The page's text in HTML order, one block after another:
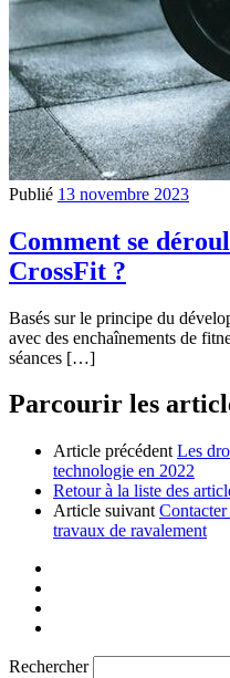
Publié 13 novembre 2023
Comment se
CrossFit ?
Basés sur le principe du
avec des enchaînements de
séances […]
Parcourir les
Article précédent Les
technologie en 2022
Retour à la liste des
Article suivant
travaux de ravalement
Rechercher